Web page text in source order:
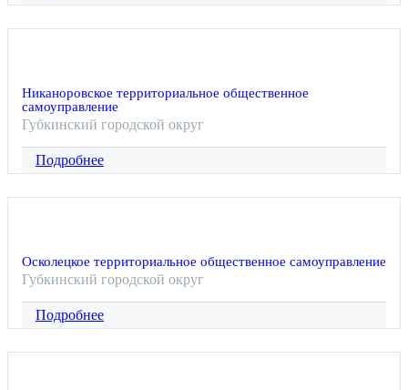
Никаноровское территориальное общественное
самоуправление
Губкинский городской округ
Подробнее
Осколецкое территориальное общественное самоуправление
Губкинский городской округ
Подробнее